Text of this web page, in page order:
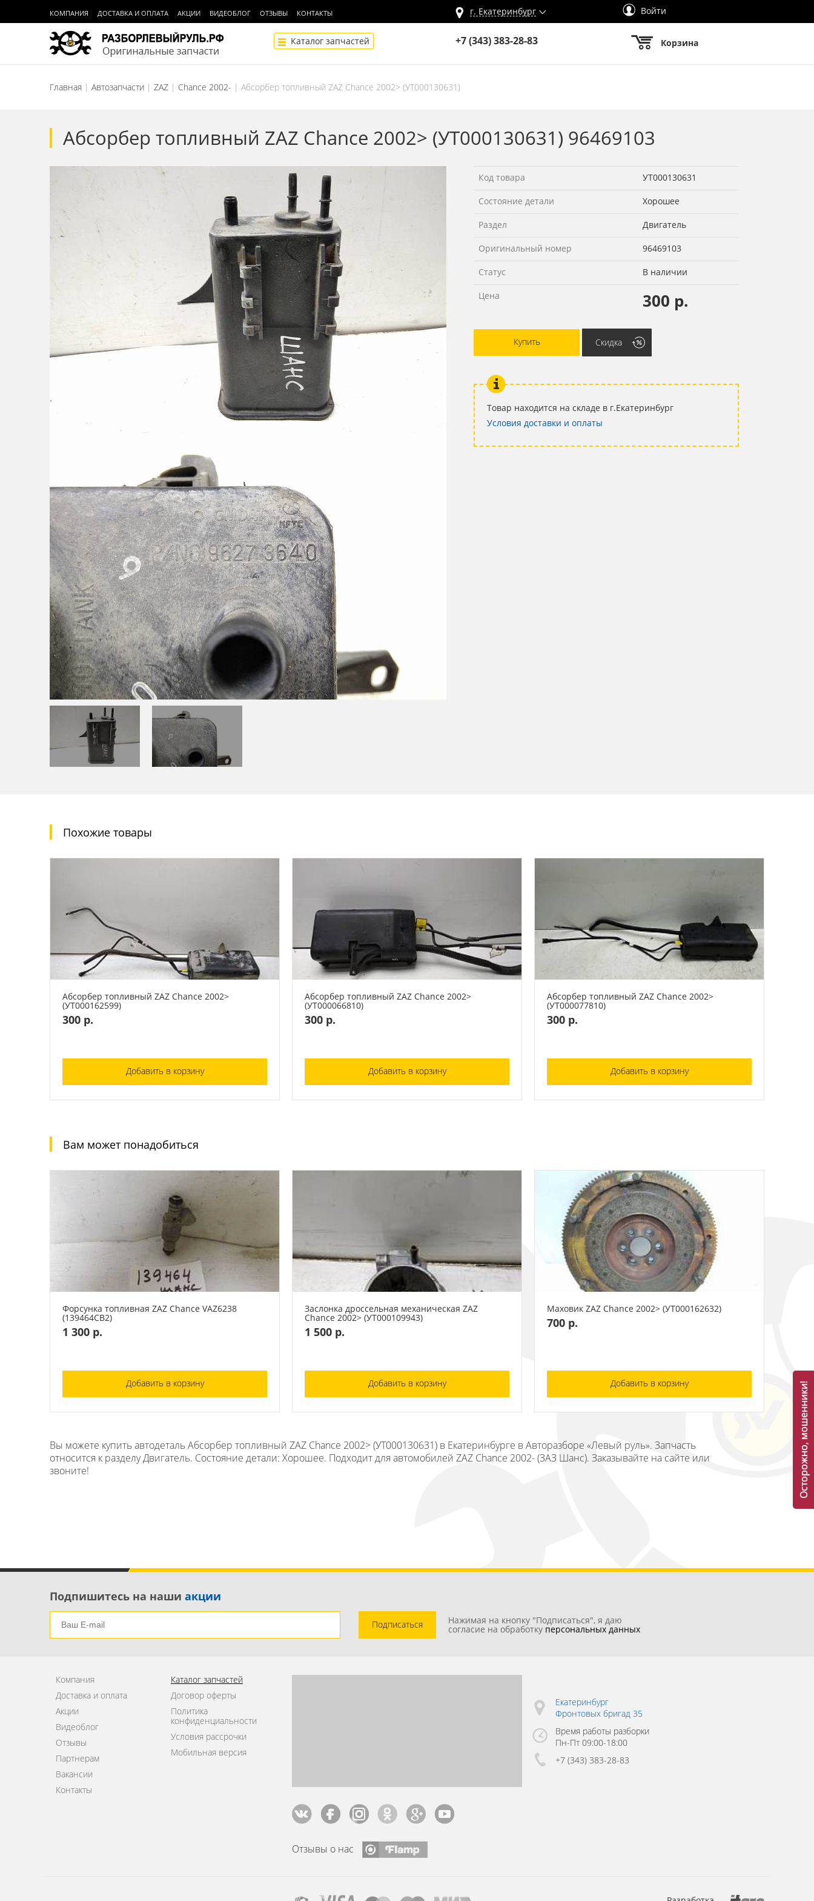
КОМПАНИЯ ДОСТАВКА И ОПЛАТА АКЦИИ ВИДЕОБЛОГ ОТЗЫВЫ КОНТАКТЫ г. Екатеринбург Войти
Каталог запчастей +7 (343) 383-28-83 Корзина
Главная Автозапчасти ZAZ Chance 2002- Абсорбер топливный ZAZ Chance 2002> (УТ000130631)
Абсорбер топливный ZAZ Chance 2002> (УТ000130631) 96469103
Код товара УТ000130631
Состояние детали Хорошее
Раздел Двигатель
Оригинальный номер 96469103
Статус В наличии
Цена 300 р.
Купить Скидка
Товар находится на складе в г.Екатеринбург
Условия доставки и оплаты
Похожие товары
Абсорбер топливный ZAZ Chance 2002>
(УТ000162599)
300 р.
Добавить в корзину
Абсорбер топливный ZAZ Chance 2002>
(УТ000066810)
300 р.
Добавить в корзину
Абсорбер топливный ZAZ Chance 2002>
(УТ000077810)
300 р.
Добавить в корзину
Вам может понадобиться
Форсунка топливная ZAZ Chance VAZ6238
(139464СВ2)
1 300 р.
Добавить в корзину
Заслонка дроссельная механическая ZAZ
Chance 2002> (УТ000109943)
1 500 р.
Добавить в корзину
Маховик ZAZ Chance 2002> (УТ000162632)
700 р.
Добавить в корзину
Вы можете купить автодеталь Абсорбер топливный ZAZ Chance 2002> (УТ000130631) в Екатеринбурге в Авторазборе «Левый руль». Запчасть
относится к разделу Двигатель. Состояние детали: Хорошее. Подходит для автомобилей ZAZ Chance 2002- (ЗАЗ Шанс). Заказывайте на сайте или
звоните!
Подпишитесь на наши акции
Подписаться Нажимая на кнопку "Подписаться", я даю
согласие на обработку персональных данных
Компания
Доставка и оплата
Акции
Видеоблог
Отзывы
Партнерам
Вакансии
Контакты
Каталог запчастей
Договор оферты
Политика
конфиденциальности
Условия рассрочки
Мобильная версия
Отзывы о нас
Екатеринбург
Фронтовых бригад 35
Время работы разборки
Пн-Пт 09:00-18:00
+7 (343) 383-28-83
Осторожно, мошенники!